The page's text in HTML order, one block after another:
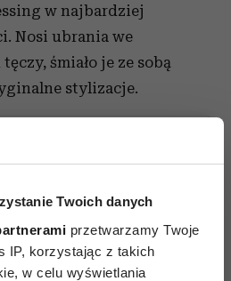
Twoich danych
przetwarzamy Twoje
IP, korzystając z takich
w celu wyświetlania
w najbardziej
Nosi ubrania we
śmiało je ze sobą
stylizacje.